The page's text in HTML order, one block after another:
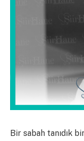
Bir sabah tanıdık